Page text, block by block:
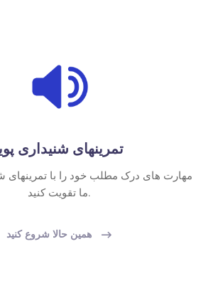
تمرینهای شنیداری
مهارت های درک مطلب خود را با تمرینهای
ما تقویت کنید.
همین حالا شروع کنید